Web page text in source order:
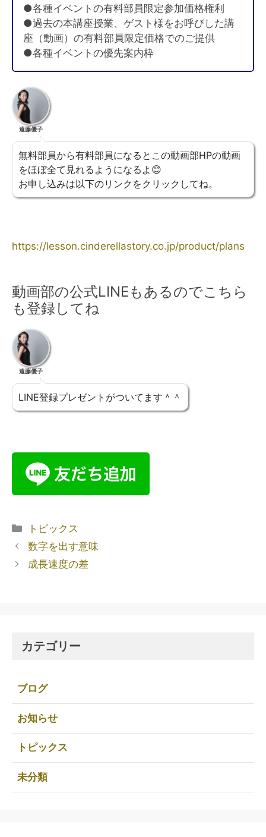
●各種イベントの有料部員限定参加価格権利
●過去の本講座授業、ゲスト様をお呼びした講
座（動画）の有料部員限定価格でのご提供
●各種イベントの優先案内枠
遠藤優子
無料部員から有料部員になるとこの動画部HPの動画
をほぼ全て見れるようになるよ😊
お申し込みは以下のリンクをクリックしてね。
https://lesson.cinderellastory.co.jp/product/plans
動画部の公式LINEもあるのでこちら
も登録してね
遠藤優子
LINE登録プレゼントがついてます＾＾
トピックス
数字を出す意味
成長速度の差
カテゴリー
ブログ
お知らせ
トピックス
未分類